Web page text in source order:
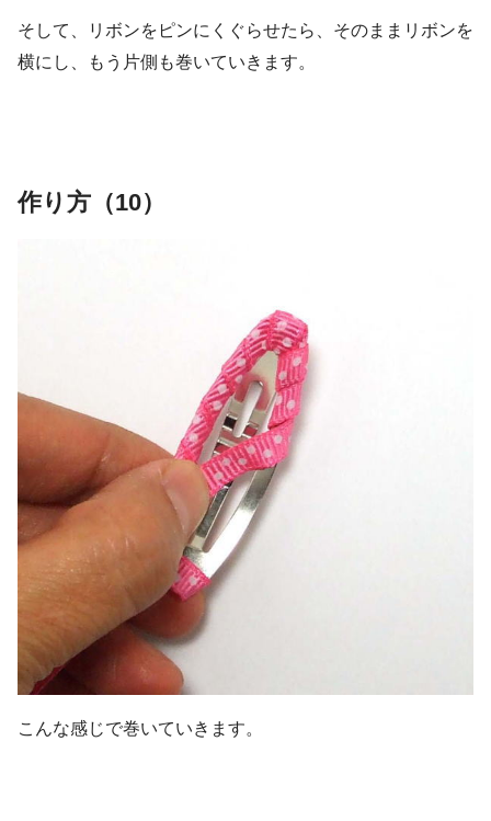
そして、リボンをピンにくぐらせたら、そのままリボンを
横にし、もう片側も巻いていきます。
作り方（10）
こんな感じで巻いていきます。